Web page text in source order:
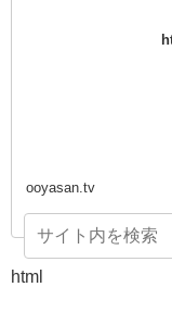
ooyasan.tv
html